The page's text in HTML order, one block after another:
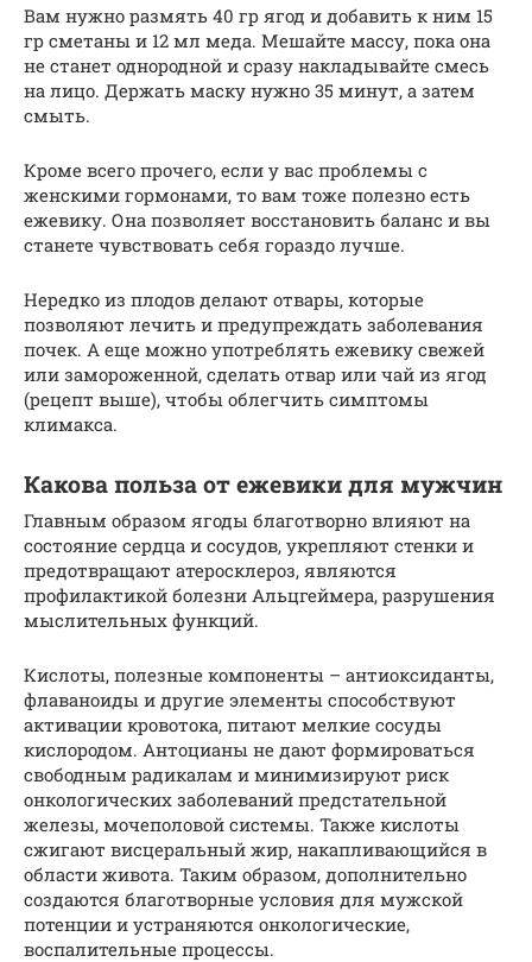
Вам нужно размять 40 гр ягод и добавить к ним 15
гр сметаны и 12 мл меда. Мешайте массу, пока она
не станет однородной и сразу накладывайте смесь
на лицо. Держать маску нужно 35 минут, а затем
смыть.
Кроме всего прочего, если у вас проблемы с
женскими гормонами, то вам тоже полезно есть
ежевику. Она позволяет восстановить баланс и вы
станете чувствовать себя гораздо лучше.
Нередко из плодов делают отвары, которые
позволяют лечить и предупреждать заболевания
почек. А еще можно употреблять ежевику свежей
или замороженной, сделать отвар или чай из ягод
(рецепт выше), чтобы облегчить симптомы
климакса.
Какова польза от ежевики для мужчин
Главным образом ягоды благотворно влияют на
состояние сердца и сосудов, укрепляют стенки и
предотвращают атеросклероз, являются
профилактикой болезни Альцгеймера, разрушения
мыслительных функций.
Кислоты, полезные компоненты – антиоксиданты,
флаваноиды и другие элементы способствуют
активации кровотока, питают мелкие сосуды
кислородом. Антоцианы не дают формироваться
свободным радикалам и минимизируют риск
онкологических заболеваний предстательной
железы, мочеполовой системы. Также кислоты
сжигают висцеральный жир, накапливающийся в
области живота. Таким образом, дополнительно
создаются благотворные условия для мужской
потенции и устраняются онкологические,
воспалительные процессы.